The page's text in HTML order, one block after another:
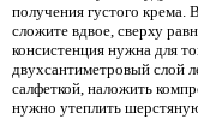
получения густого крема.
сложите вдвое, сверху
консистенция нужна для
двухсантиметровый слой
салфеткой, наложить
нужно утеплить